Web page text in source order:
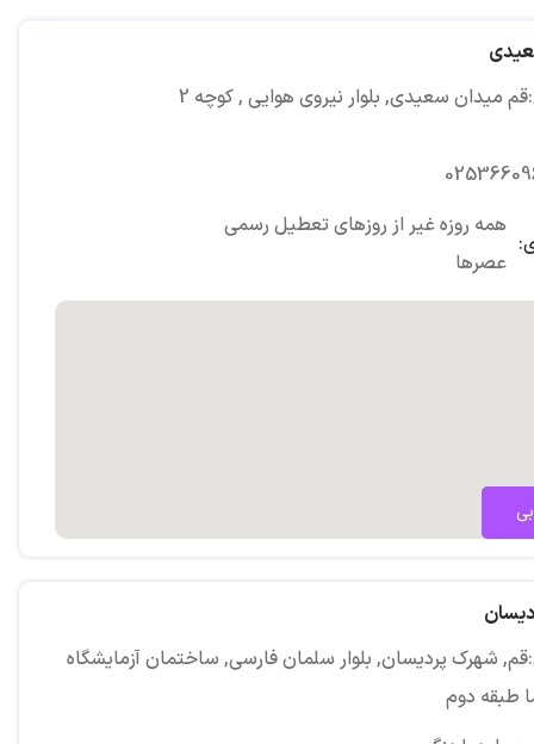
میدان سعیدی, بلوار نیروی هوایی , کوچه 2
همه روزه غیر از روزهای تعطیل رسمی
عصرها
شهرک پردیسان, بلوار سلمان فارسی, ساختمان آزمایشگاه
طبقه دوم